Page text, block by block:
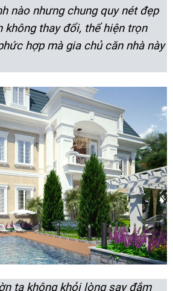
nào nhưng chung quy nét đẹp
không thay đổi, thể hiện trọn
hợp mà gia chủ căn nhà này
ta không khỏi lòng say đắm